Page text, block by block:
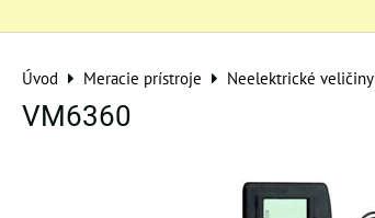
Úvod Meracie prístroje Neelektrické veličiny
VM6360